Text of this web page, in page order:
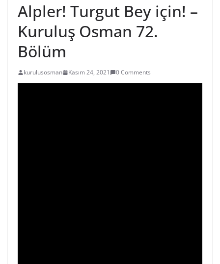
Alpler! Turgut Bey için! –
Kuruluş Osman 72.
Bölüm
kurulusosman Kasım 24, 2021 0 Comments